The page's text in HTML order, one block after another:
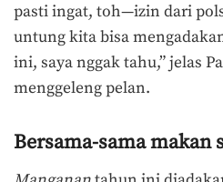
pasti ingat, toh—izin dari
untung kita bisa
ini, saya nggak tahu,” jelas
menggeleng pelan.
Bersama-sama makan